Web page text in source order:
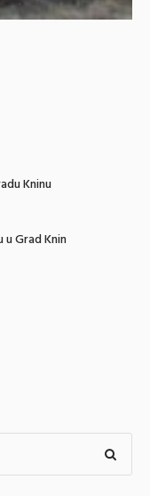
Kninu
u Grad Knin